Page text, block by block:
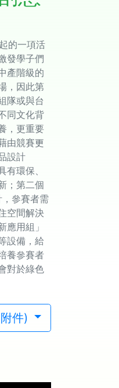
的一項活
發學子們
產階級的
，因此第
隊或與台
同文化背
，更重要
由競賽更
設計
環保、
；第二個
參賽者需
空間解決
用組」
設備，給
養參賽者
對於綠色
件)